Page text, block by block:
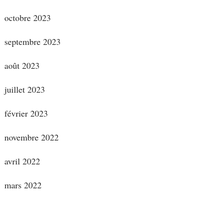
octobre 2023
septembre 2023
août 2023
juillet 2023
février 2023
novembre 2022
avril 2022
mars 2022